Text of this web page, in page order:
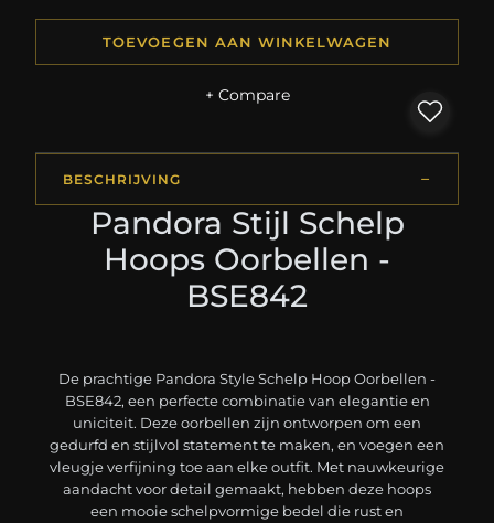
TOEVOEGEN AAN WINKELWAGEN
+ Compare
BESCHRIJVING
Pandora Stijl Schelp
Hoops Oorbellen -
BSE842
De prachtige Pandora Style Schelp Hoop Oorbellen -
BSE842, een perfecte combinatie van elegantie en
uniciteit. Deze oorbellen zijn ontworpen om een
gedurfd en stijlvol statement te maken, en voegen een
vleugje verfijning toe aan elke outfit. Met nauwkeurige
aandacht voor detail gemaakt, hebben deze hoops
een mooie schelpvormige bedel die rust en